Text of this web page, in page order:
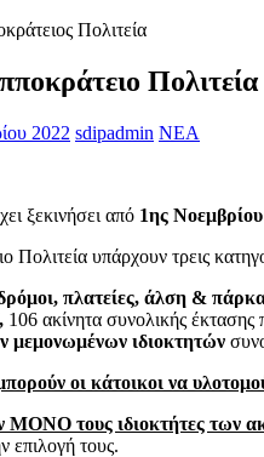
Πολιτεία
2022 sdipadmin ΝΕΑ
ξεκινήσει από 1ης
Πολιτεία υπάρχουν τρεις
πλατείες, άλση &
106 ακίνητα συνολικής
μεμονωμένων ιδιοκτητών
οι κάτοικοι να
ΜΟΝΟ τους ιδιοκτήτες των
επιλογή τους.